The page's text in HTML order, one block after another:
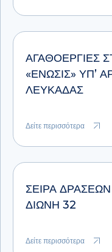
ΑΓΑΘΟΕΡΓΊΕΣ
«ΕΝΩΣΙΣ» ΥΠ’
ΛΕΥΚΆΔΑΣ
Δείτε περισσότερα
ΣΕΙΡΑ
ΔΙΩΝΗ 32
Δείτε περισσότερα